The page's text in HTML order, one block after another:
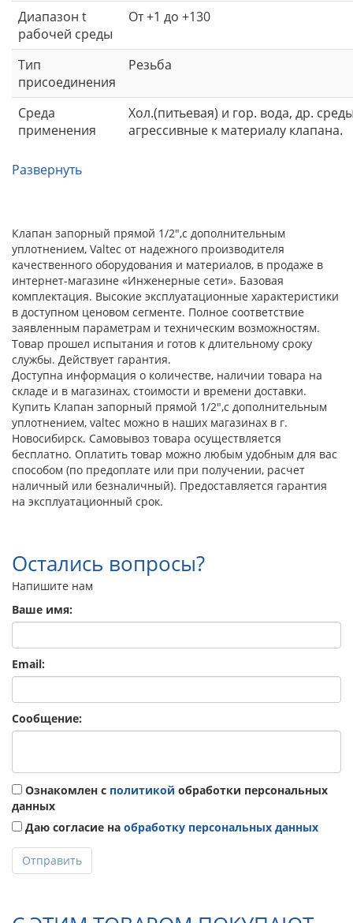
Диапазон t
рабочей среды
Oт +1 до +130
Тип
присоединения
Резьба
Среда
применения
Хол.(питьевая) и гор. вода, др.
агрессивные к материалу клапана.
Развернуть
Клапан запорный прямой 1/2",с дополнительным
уплотнением, Valtec от надежного производителя
качественного оборудования и материалов, в продаже в
интернет-магазине «Инженерные сети». Базовая
комплектация. Высокие эксплуатационные характеристики
в доступном ценовом сегменте. Полное соответствие
заявленным параметрам и техническим возможностям.
Товар прошел испытания и готов к длительному сроку
службы. Действует гарантия.
Доступна информация о количестве, наличии товара на
складе и в магазинах, стоимости и времени доставки.
Купить Клапан запорный прямой 1/2",с дополнительным
уплотнением, valtec можно в наших магазинах в г.
Новосибирск. Самовывоз товара осуществляется
бесплатно. Оплатить товар можно любым удобным для вас
способом (по предоплате или при получении, расчет
наличный или безналичный). Предоставляется гарантия
на эксплуатационный срок.
Остались вопросы?
Напишите нам
Ваше имя:
Email:
Сообщение:
Ознакомлен с политикой обработки персональных
данных
Даю согласие на обработку персональных данных
Отправить